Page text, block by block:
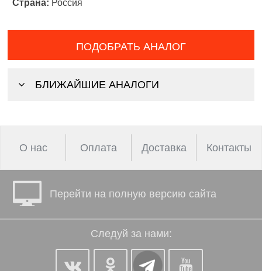
Страна: Россия
ПОДОБРАТЬ АНАЛОГ
БЛИЖАЙШИЕ АНАЛОГИ
О нас Оплата Доставка Контакты
Перейти на полную версию сайта
Следуй за нами: